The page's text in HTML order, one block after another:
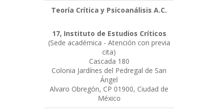
Teoría Crítica y Psicoanálisis A.C.
17, Instituto de Estudios Críticos
(Sede académica - Atención con previa
cita)
Cascada 180
Colonia Jardínes del Pedregal de San
Ángel
Alvaro Obregón, CP 01900, Ciudad de
México